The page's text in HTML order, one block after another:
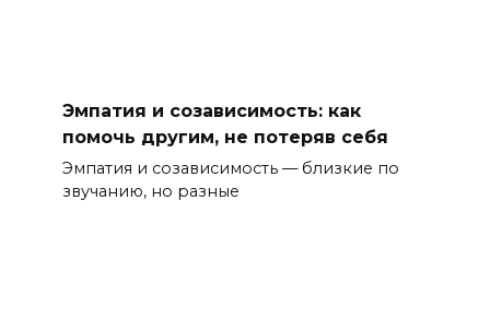
Эмпатия и созависимость: как
помочь другим, не потеряв себя
Эмпатия и созависимость — близкие по
звучанию, но разные